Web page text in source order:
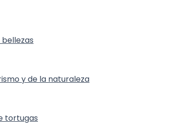
y de la naturaleza
tortugas